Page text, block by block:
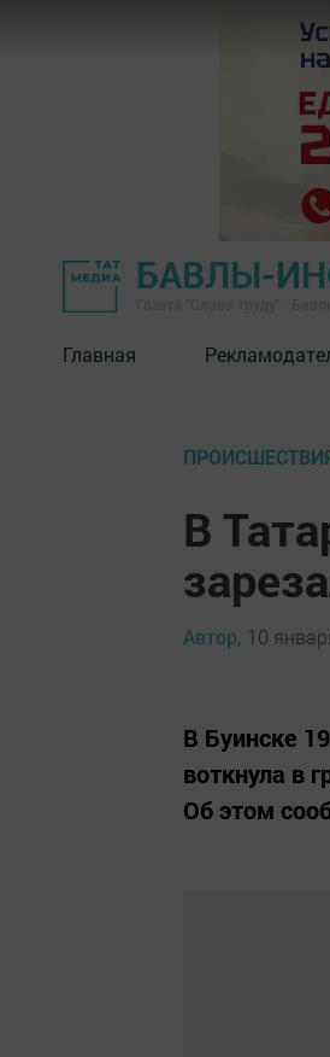
БАВЛЫ-
Главная
В
Автор, 10
В Буинске
воткнула в
Об этом